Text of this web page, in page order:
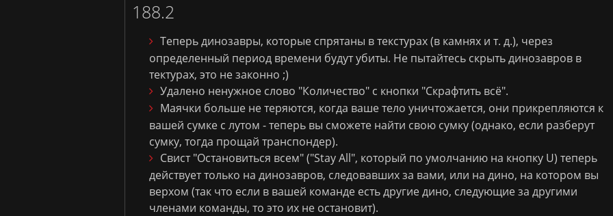
188.2
Теперь динозавры, которые спрятаны в текстурах (в камнях и т. д.), через
определенный период времени будут убиты. Не пытайтесь скрыть динозавров в
тектурах, это не законно ;)
Удалено ненужное слово "Количество" с кнопки "Скрафтить всё".
Маячки больше не теряются, когда ваше тело уничтожается, они прикрепляются к
вашей сумке с лутом - теперь вы сможете найти свою сумку (однако, если разберут
сумку, тогда прощай транспондер).
Свист "Остановиться всем" ("Stay All", который по умолчанию на кнопку U) теперь
действует только на динозавров, следовавших за вами, или на дино, на котором вы
верхом (так что если в вашей команде есть другие дино, следующие за другими
членами команды, то это их не остановит).